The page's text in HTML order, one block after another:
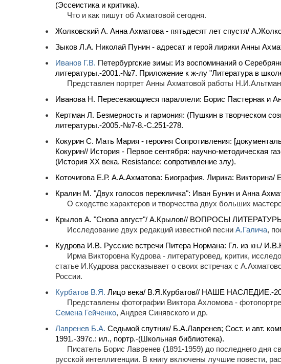
(Эссеистика и критика).
Что и как пишут об Ахматовой сегодня.
Жолковский А. Анна Ахматова - пятьдесят лет спустя/
Зыков Л.А. Николай Пунин - адресат и герой лирики Анны
Иванов Г.В. Петербургские зимы: Из воспоминаний о
литературы.-2001.-№7. Приложение к ж-лу "Литература в
Представлен портрет Анны Ахматовой работы
Иванова Н. Пересекающиеся параллели: Борис Пастернак и
Кертман Л. Безмерность и гармония: (Пушкин в творческом
литературы.-2005.-№7-8.-С.251-278.
Кокурин С. Мать Мария - героиня Сопротивления:
Кокурин// История - Первое сентября: научно-методическая
(История XX века. Resistance: сопротивление злу).
Коточигова Е.Р. А.А.Ахматова: Биография. Лирика:
Кралин М. "Двух голосов перекличка": Иван Бунин и Анна
О сходстве характеров и творчества двух больших
Крылов А. "Снова август"/ А.Крылов// ВОПРОСЫ
Исследование двух редакций известной песни А.Галича,
Кудрова И.В. Русские встречи Питера Нормана: Гл. из кн./
Ирма Викторовна Кудрова - литературовед, критик,
статье И.Кудрова рассказывает о своих встречах с
России.
Курбатов В.Я. Лицо века/ В.Я.Курбатов// НАШЕ НАСЛЕДИЕ.-
Представлены фотографии Виктора Ахломова -
Семена Гейченко, Андрея Синявского и др.
Лавренев Б.А. Седьмой спутник/ Б.А.Лавренев; Сост. и авт.
1991.-397с.: ил., портр.-(Школьная библиотека).
Писатель Борис Лавренев (1891-1959) до последнего дня
русской интеллигенции. В книгу включены лучшие повести,